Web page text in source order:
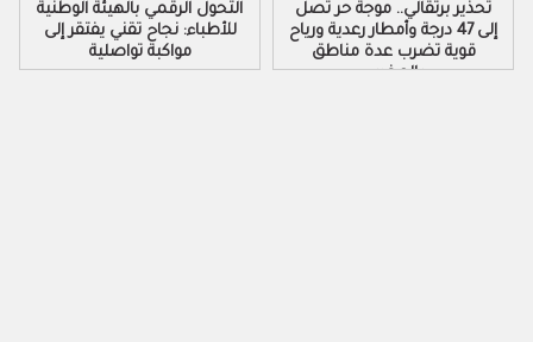
التحول الرقمي بالهيئة الوطنية
للأطباء: نجاح تقني يفتقر إلى
مواكبة تواصلية
تحذير برتقالي.. موجة حر تصل
إلى 47 درجة وأمطار رعدية ورياح
قوية تضرب عدة مناطق
بالمغرب